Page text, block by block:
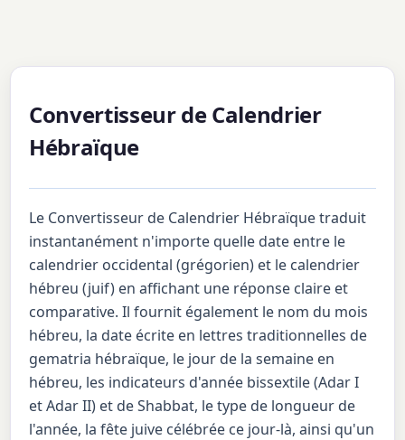
Convertisseur de Calendrier
Hébraïque
Le Convertisseur de Calendrier Hébraïque traduit
instantanément n'importe quelle date entre le
calendrier occidental (grégorien) et le calendrier
hébreu (juif) en affichant une réponse claire et
comparative. Il fournit également le nom du mois
hébreu, la date écrite en lettres traditionnelles de
gematria hébraïque, le jour de la semaine en
hébreu, les indicateurs d'année bissextile (Adar I
et Adar II) et de Shabbat, le type de longueur de
l'année, la fête juive célébrée ce jour-là, ainsi qu'un